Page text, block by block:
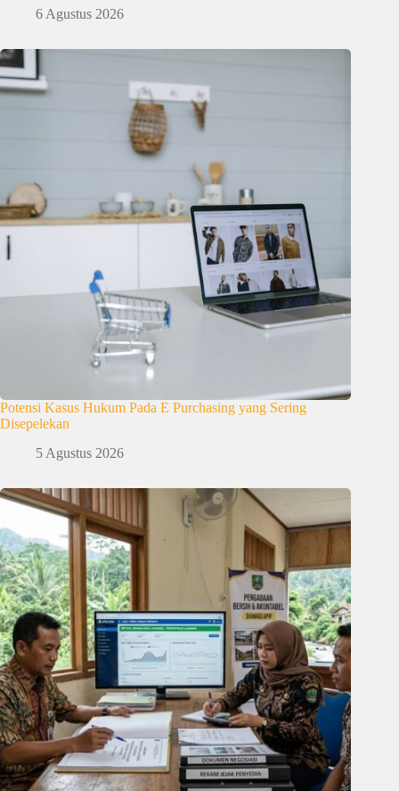
6 Agustus 2026
Potensi Kasus Hukum Pada E Purchasing yang Sering
Disepelekan
5 Agustus 2026